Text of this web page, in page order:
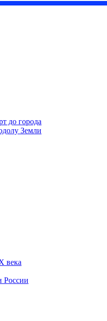
до города
Земли
века
России